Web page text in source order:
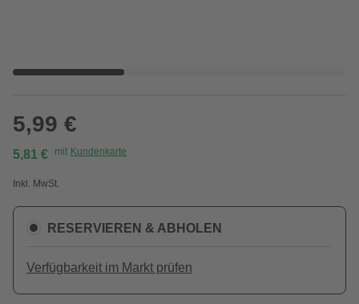
5,99 €
5,81 € mit Kundenkarte
Inkl. MwSt.
RESERVIEREN & ABHOLEN
Verfügbarkeit im Markt prüfen